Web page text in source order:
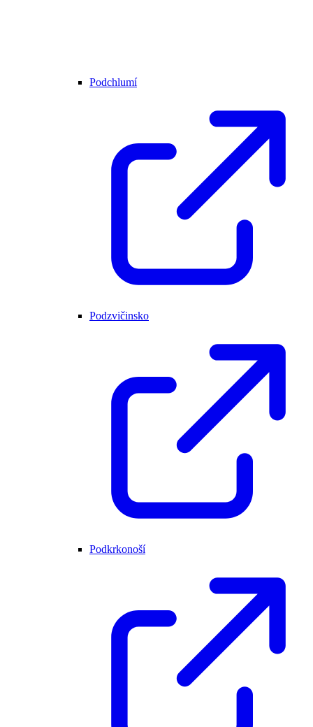
Podchlumí
Podzvičinsko
Podkrkonoší